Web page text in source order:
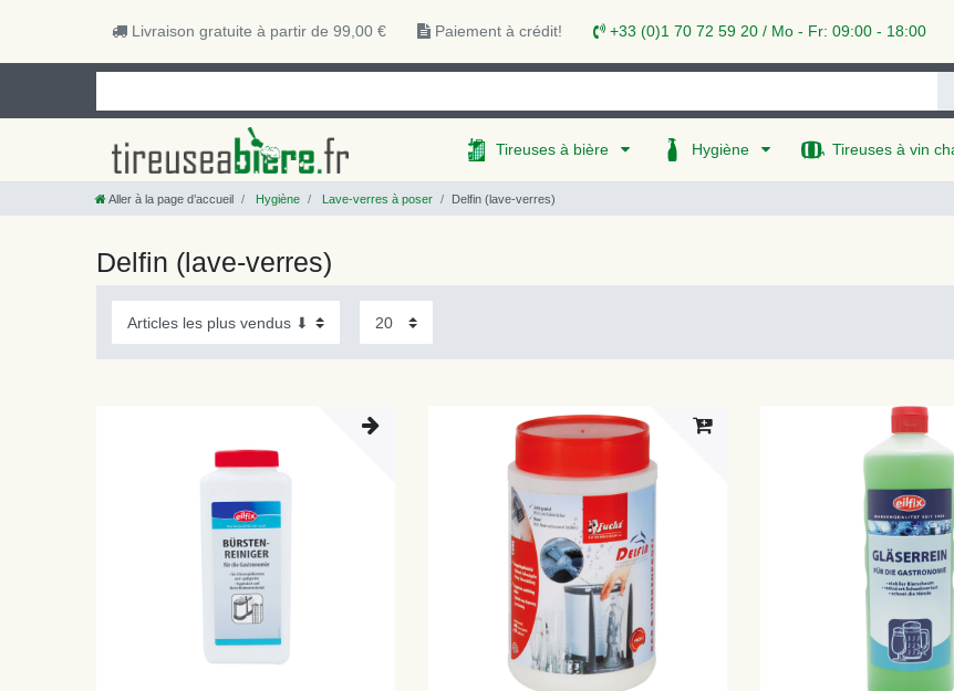
Livraison gratuite à partir de 99,00 € Paiement à crédit! +33 (0)1 70 72 59 20 / Mo - Fr: 09:00 - 18:00
Tireuses à bière Hygiène Tireuses à vin
Aller à la page d’accueil Hygiène Lave-verres à poser Delfin (lave-verres)
Delfin (lave-verres)